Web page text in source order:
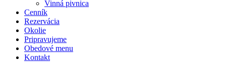
Vinná pivnica
Cenník
Rezervácia
Okolie
Pripravujeme
Obedové menu
Kontakt